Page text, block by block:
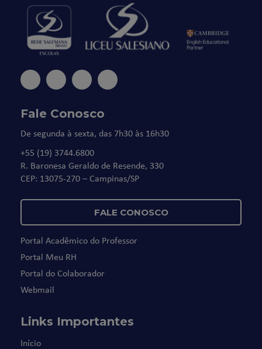
Fale Conosco
De segunda à sexta, das 7h30 às 16h30
+55 (19) 3744.6800
R. Baronesa Geraldo de Resende, 330
CEP: 13075-270 – Campinas/SP
FALE CONOSCO
Portal Acadêmico do Professor
Portal Meu RH
Portal do Colaborador
Webmail
Links Importantes
Início